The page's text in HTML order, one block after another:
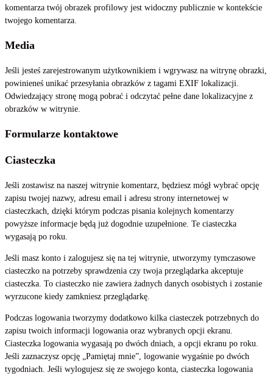
komentarza twój obrazek profilowy jest widoczny publicznie w kontekście
twojego komentarza.
Media
Jeśli jesteś zarejestrowanym użytkownikiem i wgrywasz na witrynę obrazki,
powinieneś unikać przesyłania obrazków z tagami EXIF lokalizacji.
Odwiedzający stronę mogą pobrać i odczytać pełne dane lokalizacyjne z
obrazków w witrynie.
Formularze kontaktowe
Ciasteczka
Jeśli zostawisz na naszej witrynie komentarz, będziesz mógł wybrać opcję
zapisu twojej nazwy, adresu email i adresu strony internetowej w
ciasteczkach, dzięki którym podczas pisania kolejnych komentarzy
powyższe informacje będą już dogodnie uzupełnione. Te ciasteczka
wygasają po roku.
Jeśli masz konto i zalogujesz się na tej witrynie, utworzymy tymczasowe
ciasteczko na potrzeby sprawdzenia czy twoja przeglądarka akceptuje
ciasteczka. To ciasteczko nie zawiera żadnych danych osobistych i zostanie
wyrzucone kiedy zamkniesz przeglądarkę.
Podczas logowania tworzymy dodatkowo kilka ciasteczek potrzebnych do
zapisu twoich informacji logowania oraz wybranych opcji ekranu.
Ciasteczka logowania wygasają po dwóch dniach, a opcji ekranu po roku.
Jeśli zaznaczysz opcję „Pamiętaj mnie”, logowanie wygaśnie po dwóch
tygodniach. Jeśli wylogujesz się ze swojego konta, ciasteczka logowania